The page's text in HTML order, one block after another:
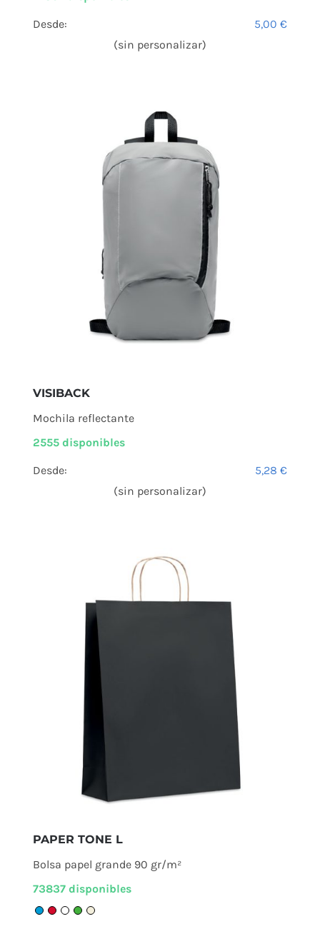
Desde: 5,00€
(sin personalizar)
VISIBACK
Mochila reflectante
2555 disponibles
Desde: 5,28€
(sin personalizar)
PAPER TONE L
Bolsa papel grande 90 gr/m²
73837 disponibles